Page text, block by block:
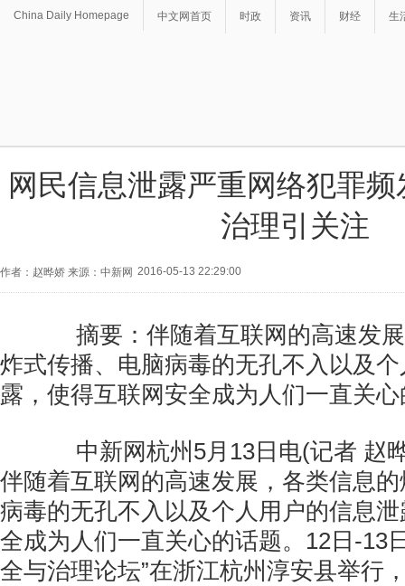
China Daily Homepage 中文网首页 时政 资讯 财经 生
网民信息泄露严重网络犯罪
治理引关注
作者：赵晔娇 来源：中新网 2016-05-13 22:29:00
摘要：伴随着互联网的高速发展
炸式传播、电脑病毒的无孔不入以及
露，使得互联网安全成为人们一直关
中新网杭州5月13日电(记者 赵
伴随着互联网的高速发展，各类信息
病毒的无孔不入以及个人用户的信息
全成为人们一直关心的话题。12日-13
全与治理论坛”在浙江杭州淳安县举行